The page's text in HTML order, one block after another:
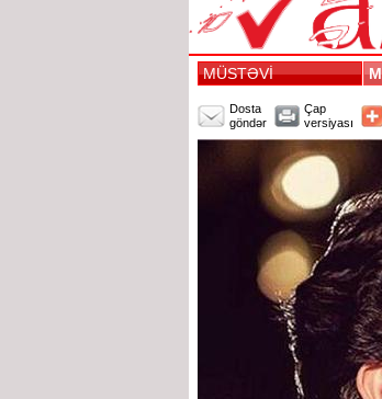
MÜSTƏVİ
Dosta
göndər
Çap
versiyası